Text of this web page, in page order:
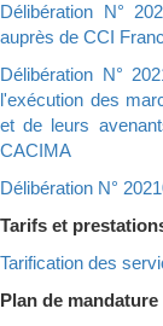
Délibération N°
auprès de CCI
Délibération N°
l'exécution des
et de leurs
CACIMA
Délibération N°
Tarifs et
Tarification des
Plan de mandature